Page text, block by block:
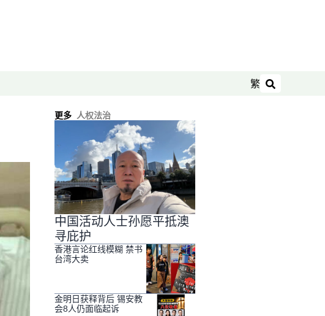
繁
搜索
更多 人权法治
中国活动人士孙愿平抵澳
寻庇护
香港言论红线模糊 禁书
台湾大卖
金明日获释背后 锡安教
会8人仍面临起诉